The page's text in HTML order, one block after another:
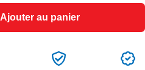
Ajouter au panier